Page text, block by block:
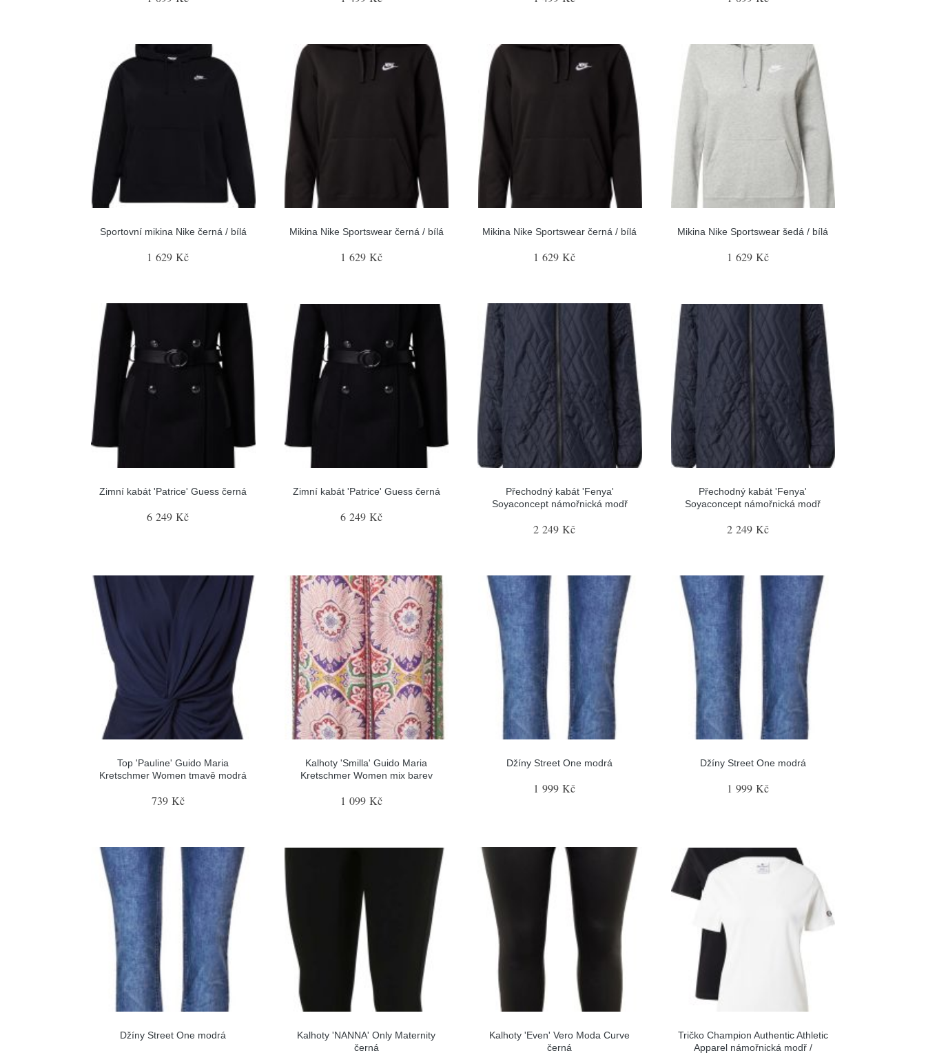
Sportovní mikina Nike černá / bílá
1 629 Kč
Mikina Nike Sportswear černá / bílá
1 629 Kč
Mikina Nike Sportswear černá / bílá
1 629 Kč
Mikina Nike Sportswear šedá / bílá
1 629 Kč
Zimní kabát 'Patrice' Guess černá
6 249 Kč
Zimní kabát 'Patrice' Guess černá
6 249 Kč
Přechodný kabát 'Fenya'
Soyaconcept námořnická modř
2 249 Kč
Přechodný kabát 'Fenya'
Soyaconcept námořnická modř
2 249 Kč
Top 'Pauline' Guido Maria
Kretschmer Women tmavě modrá
739 Kč
Kalhoty 'Smilla' Guido Maria
Kretschmer Women mix barev
1 099 Kč
Džíny Street One modrá
1 999 Kč
Džíny Street One modrá
1 999 Kč
Džíny Street One modrá
Kalhoty 'NANNA' Only Maternity
černá
Kalhoty 'Even' Vero Moda Curve
černá
Tričko Champion Authentic Athletic
Apparel námořnická modř /